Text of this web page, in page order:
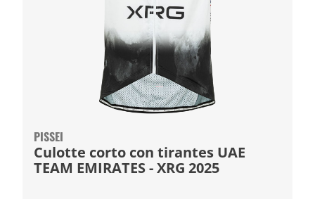
PISSEI
Culotte corto con tirantes UAE
TEAM EMIRATES - XRG 2025